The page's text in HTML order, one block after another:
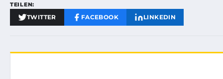
TEILEN:
TWITTER FACEBOOK LINKEDIN